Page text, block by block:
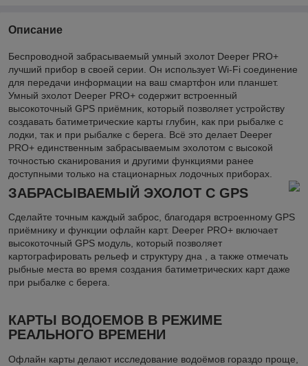
Описание
Беспроводной забрасываемый умный эхолот Deeper PRO+
лучший прибор в своей серии. Он использует Wi-Fi соединение
для передачи информации на ваш смартфон или планшет.
Умный эхолот Deeper PRO+ содержит встроенный
высокоточный GPS приёмник, который позволяет устройству
создавать батиметрические карты глубин, как при рыбалке с
лодки, так и при рыбалке с берега. Всё это делает Deeper
PRO+ единственным забрасываемым эхолотом с высокой
точностью сканирования и другими функциями ранее
доступными только на стационарных лодочных приборах.
ЗАБРАСЫВАЕМЫЙ ЭХОЛОТ С GPS
Сделайте точным каждый заброс, благодаря встроенному GPS
приёмнику и функции офлайн карт. Deeper PRO+ включает
высокоточный GPS модуль, который позволяет
картографировать рельеф и структуру дна , а также отмечать
рыбные места во время создания батиметрических карт даже
при рыбалке с берега.
КАРТЫ ВОДОЕМОВ В РЕЖИМЕ
РЕАЛЬНОГО ВРЕМЕНИ
Офлайн карты делают исследование водоёмов гораздо проще,